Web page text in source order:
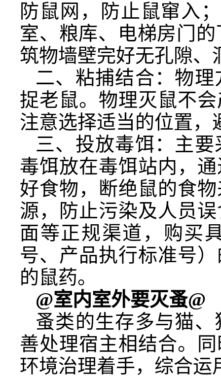
防鼠网，防止鼠窜入
室、粮库、电梯房门
筑物墙壁完好无孔隙、
二、粘捕结合：物
捉老鼠。物理灭鼠不
注意选择适当的位置，
三、投放毒饵：主
毒饵放在毒饵站内，
好食物，断绝鼠的食
源，防止污染及人员
面等正规渠道，购买
号、产品执行标准号
的鼠药。
@室内室外要灭蚤@
蚤类的生存多与猫
善处理宿主相结合。
环境治理着手，综合运